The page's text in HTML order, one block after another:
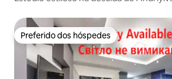
Preferido dos hóspedes
Preferido dos hóspedes